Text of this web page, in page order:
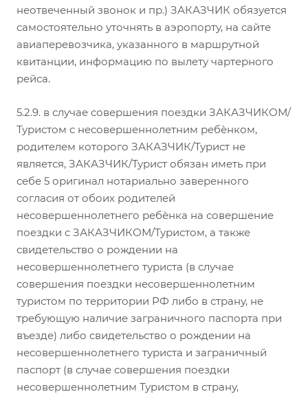
неотвеченный звонок и пр.) ЗАКАЗЧИК обязуется
самостоятельно уточнять в аэропорту, на сайте
авиаперевозчика, указанного в маршрутной
квитанции, информацию по вылету чартерного
рейса.
5.2.9. в случае совершения поездки ЗАКАЗЧИКОМ/
Туристом с несовершеннолетним ребѐнком,
родителем которого ЗАКАЗЧИК/Турист не
является, ЗАКАЗЧИК/Турист обязан иметь при
себе 5 оригинал нотариально заверенного
согласия от обоих родителей
несовершеннолетнего ребѐнка на совершение
поездки с ЗАКАЗЧИКОМ/Туристом, а также
свидетельство о рождении на
несовершеннолетнего туриста (в случае
совершения поездки несовершеннолетним
туристом по территории РФ либо в страну, не
требующую наличие заграничного паспорта при
въезде) либо свидетельство о рождении на
несовершеннолетнего туриста и заграничный
паспорт (в случае совершения поездки
несовершеннолетним Туристом в страну,